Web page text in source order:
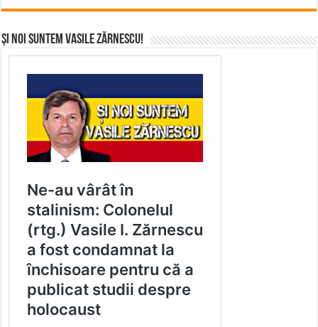
Și noi suntem Vasile Zărnescu!